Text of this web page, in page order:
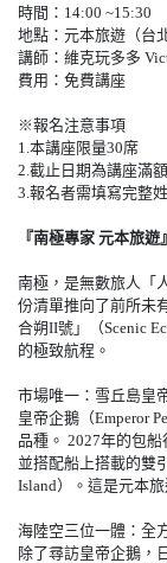
時間：14:00 ~15:30
地點：元本旅遊（台
講師：維克玩多多
費用：免費講座
※報名注意事項
1.本講座限量30席
2.截止日期為講座滿
3.報名者需填寫完整
『南極專家 元本旅遊』
南極，是無數旅人「
份清單推向了前所未
合朔II號」（Scenic
的極致航程。
市場唯一：雪丘島皇
皇帝企鵝（Emperor
品種。 2027年的包
並搭配船上搭載的雙
Island）。這是元本
海陸空三位一體：全
除了尋訪皇帝企鵝，